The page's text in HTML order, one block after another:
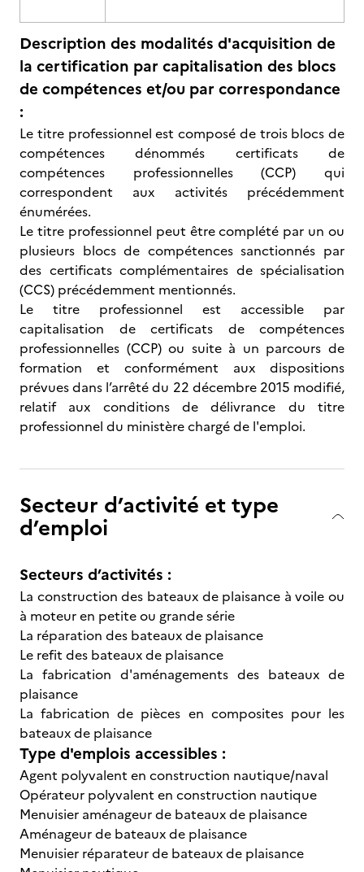
Description des modalités d'acquisition de
la certification par capitalisation des blocs
de compétences et/ou par correspondance
:
Le titre professionnel est composé de trois blocs de
compétences dénommés certificats de
compétences professionnelles (CCP) qui
correspondent aux activités précédemment
énumérées.
Le titre professionnel peut être complété par un ou
plusieurs blocs de compétences sanctionnés par
des certificats complémentaires de spécialisation
(CCS) précédemment mentionnés.
Le titre professionnel est accessible par
capitalisation de certificats de compétences
professionnelles (CCP) ou suite à un parcours de
formation et conformément aux dispositions
prévues dans l’arrêté du 22 décembre 2015 modifié,
relatif aux conditions de délivrance du titre
professionnel du ministère chargé de l'emploi.
Secteur d’activité et type
d’emploi
Secteurs d’activités :
La construction des bateaux de plaisance à voile ou
à moteur en petite ou grande série
La réparation des bateaux de plaisance
Le refit des bateaux de plaisance
La fabrication d'aménagements des bateaux de
plaisance
La fabrication de pièces en composites pour les
bateaux de plaisance
Type d'emplois accessibles :
Agent polyvalent en construction nautique/naval
Opérateur polyvalent en construction nautique
Menuisier aménageur de bateaux de plaisance
Aménageur de bateaux de plaisance
Menuisier réparateur de bateaux de plaisance